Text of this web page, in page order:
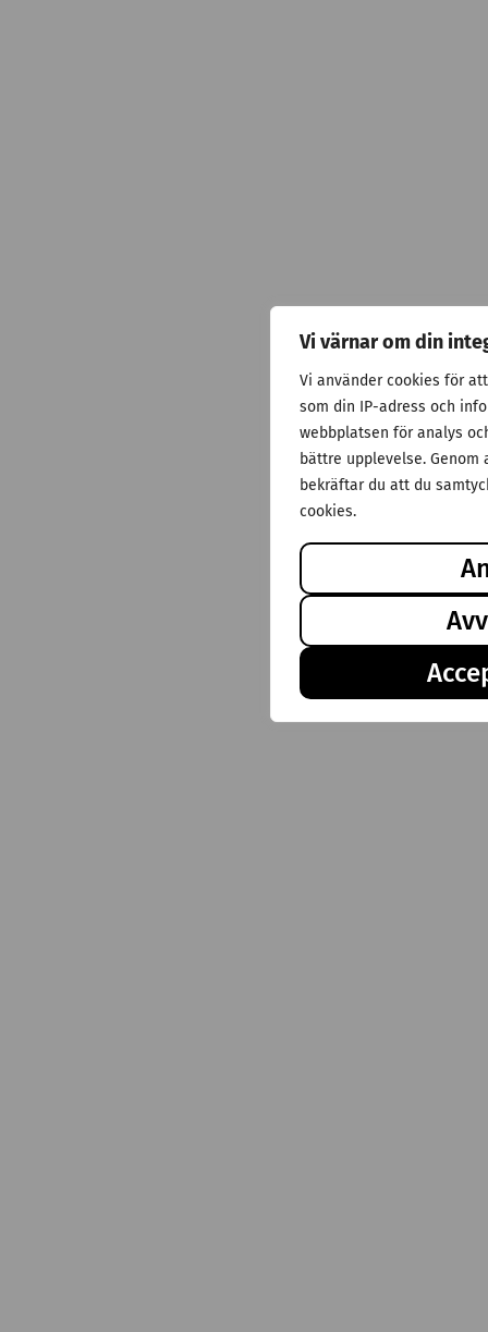
Vi värnar om din
Vi använder cookies för
som din IP-adress och
webbplatsen för analys
bättre upplevelse.
bekräftar du att du
cookies.